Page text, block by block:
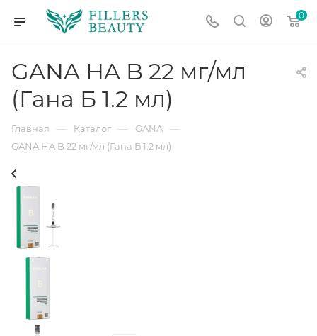
0
GANA HA B 22 мг/мл
(Гана Б 1.2 мл)
Главная — Каталог — GANA —
GANA HA B 22 мг/мл (Гана Б 1.2 мл)